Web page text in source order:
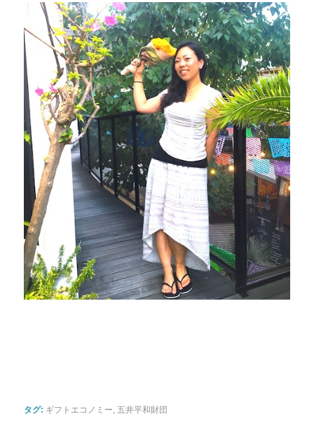
タグ: ギフトエコノミー 五井平和財団